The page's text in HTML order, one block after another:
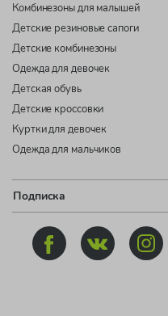
Комбинезоны для малышей
Детские резиновые сапоги
Детские комбинезоны
Одежда для девочек
Детская обувь
Детские кроссовки
Куртки для девочек
Одежда для мальчиков
Подписка